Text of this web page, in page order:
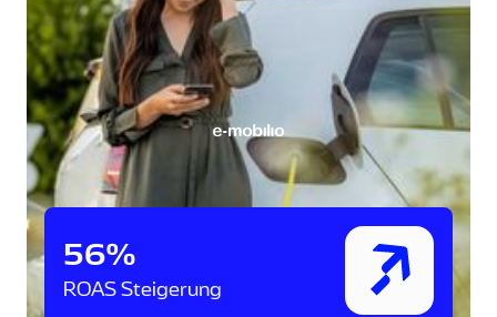
56%
ROAS Steigerung